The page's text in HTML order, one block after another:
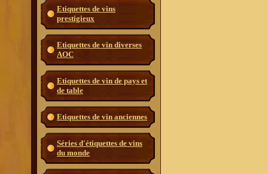
Etiquettes de vins
prestigieux
Etiquettes de vin diverses
AOC
Etiquettes de vin de pays et
de table
Etiquettes de vin anciennes
Séries d'étiquettes de vins
du monde